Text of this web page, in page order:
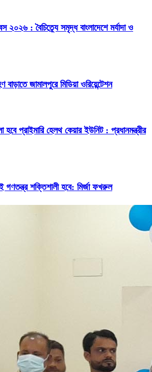
২০২৬ : বৈচিত্র্যে সমৃদ্ধ বাংলাদেশে মর্যাদা ও
জামালপুরে মিডিয়া ওরিয়েন্টেশন
প্রাইমারি হেলথ কেয়ার ইউনিট : প্রধানমন্ত্রীর
গণতন্ত্র শক্তিশালী হবে: মির্জা ফখরুল